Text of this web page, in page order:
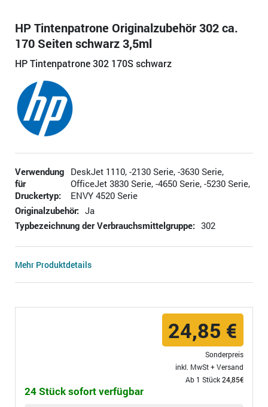
HP Tintenpatrone Originalzubehör 302 ca.
170 Seiten schwarz 3,5ml
HP Tintenpatrone 302 170S schwarz
Verwendung
für
Druckertyp:
DeskJet 1110, -2130 Serie, -3630 Serie,
OfficeJet 3830 Serie, -4650 Serie, -5230 Serie,
ENVY 4520 Serie
Originalzubehör: Ja
Typbezeichnung der Verbrauchsmittelgruppe: 302
Mehr Produktdetails
24,85 €
Sonderpreis
inkl. MwSt +Versand
Ab 1 Stück24,85€
24 Stück sofort verfügbar